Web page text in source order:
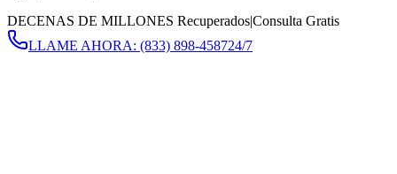
DECENAS DE MILLONES Recuperados|Consulta Gratis
LLAME AHORA: (833) 898-458724/7